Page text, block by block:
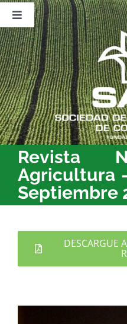
Saltar
contenido
Toggle
Navigation
Nosotros
Publicaciones
Sala de Prensa
Eventos
Revista
Agricultura
Septiembre
DESCARGUE